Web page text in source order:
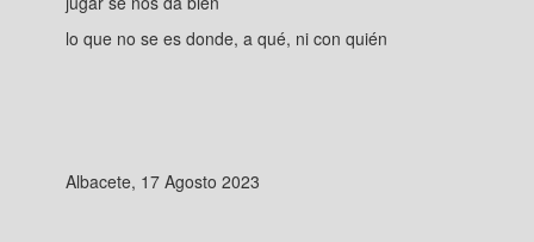
lo que no se es donde, a qué, ni con quién
Albacete, 17 Agosto 2023